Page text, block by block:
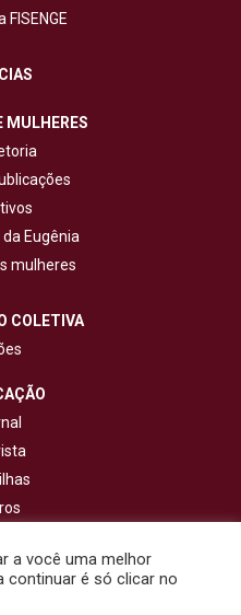
FISENGE
MULHERES
Eugênia
mulheres
COLETIVA
a você uma melhor
continuar é só clicar no